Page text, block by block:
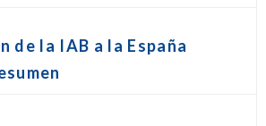
de la IAB a la España